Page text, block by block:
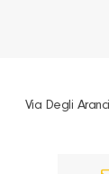
Via Degli